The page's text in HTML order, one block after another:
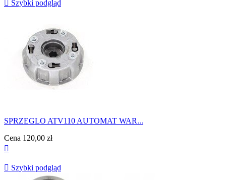
Szybki podgląd
SPRZEGLO ATV110 AUTOMAT WAR...
Cena 120,00 zł

 Szybki podgląd